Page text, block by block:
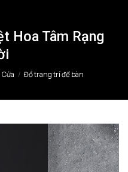
Hoa Tâm Rạng
/ Đồ trang trí để bàn